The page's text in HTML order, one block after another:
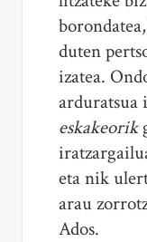
duten
izatea.
arduratsua
eskakeorik
eta nik
arau
Ados.